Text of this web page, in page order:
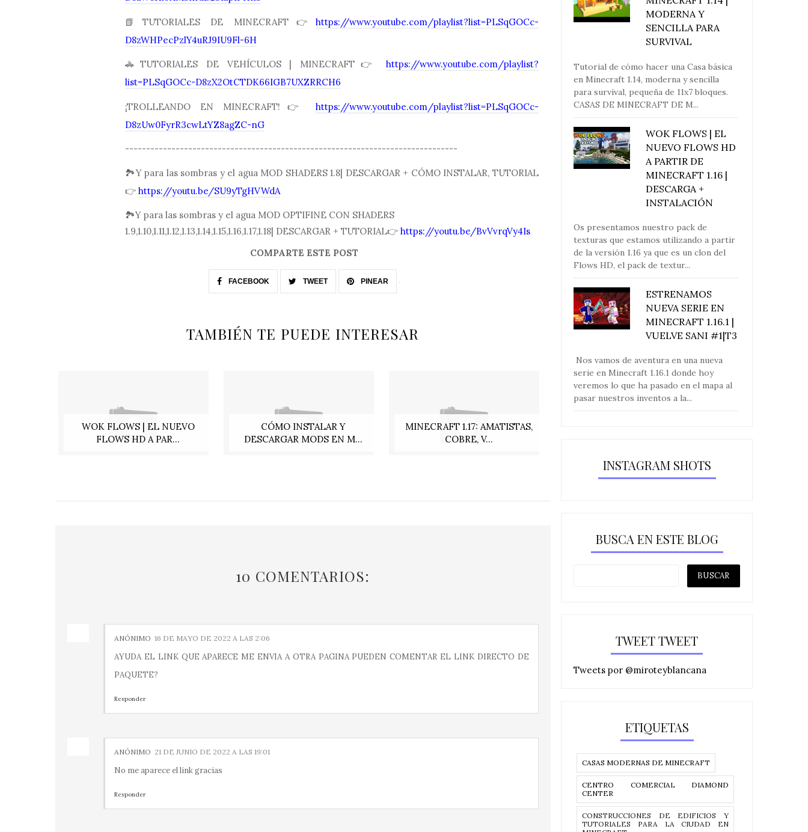
📗TUTORIALES DE MINECRAFT👉 https://www.youtube.com/playlist?list=PLSqGOCc-
D8zWHPecPzlY4uRJ9IU9Fl-6H
🚓TUTORIALES DE VEHÍCULOS | MINECRAFT👉 https://www.youtube.com/playlist?
list=PLSqGOCc-D8zX2OtCTDK66IGB7UXZRRCH6
¡TROLLEANDO EN MINECRAFT!👉 https://www.youtube.com/playlist?list=PLSqGOCc-
D8zUw0FyrR3cwLtYZ8agZC-nG
-------------------------------------------------------------------------------
🏞Y para las sombras y el agua MOD SHADERS 1.8| DESCARGAR + CÓMO INSTALAR, TUTORIAL
👉https://youtu.be/SU9yTgHVWdA
🏞Y para las sombras y el agua MOD OPTIFINE CON SHADERS
1.9,1.10,1.11,1.12,1.13,1.14,1.15,1.16,1.17,1.18| DESCARGAR + TUTORIAL👉https://youtu.be/BvVvrqVy4Is
COMPARTE ESTE POST
FACEBOOK TWEET PINEAR
TAMBIÉN TE PUEDE INTERESAR
WOK FLOWS | EL NUEVO
FLOWS HD A PAR...
CÓMO INSTALAR Y
DESCARGAR MODS EN M...
MINECRAFT 1.17: AMATISTAS,
COBRE, V...
10 COMENTARIOS:
ANÓNIMO 16 DE MAYO DE 2022 A LAS 2:06
AYUDA EL LINK QUE APARECE ME ENVIA A OTRA PAGINA PUEDEN COMENTAR EL LINK DIRECTO DE
PAQUETE?
Responder
ANÓNIMO 21 DE JUNIO DE 2022 A LAS 19:01
No me aparece el link gracias
Responder
MODERNA Y
SENCILLA PARA
SURVIVAL
Tutorial de cómo hacer una Casa básica
en Minecraft 1.14, moderna y sencilla
para survival, pequeña de 11x7 bloques.
CASAS DE MINECRAFT DE M...
WOK FLOWS | EL
NUEVO FLOWS HD
A PARTIR DE
MINECRAFT 1.16 |
DESCARGA +
INSTALACIÓN
Os presentamos nuestro pack de
texturas que estamos utilizando a partir
de la versión 1.16 ya que es un clon del
Flows HD, el pack de textur...
ESTRENAMOS
NUEVA SERIE EN
MINECRAFT 1.16.1 |
VUELVE SANI #1|T3
Nos vamos de aventura en una nueva
serie en Minecraft 1.16.1 donde hoy
veremos lo que ha pasado en el mapa al
pasar nuestros inventos a la...
INSTAGRAM SHOTS
BUSCA EN ESTE BLOG
TWEET TWEET
Tweets por @miroteyblancana
ETIQUETAS
CASAS MODERNAS DE MINECRAFT
CENTRO COMERCIAL DIAMOND
CENTER
CONSTRUCCIONES DE EDIFICIOS Y
TUTORIALES PARA LA CIUDAD EN